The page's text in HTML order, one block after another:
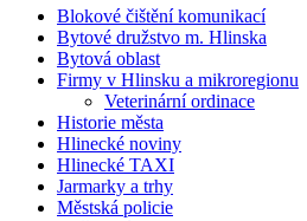
Blokové čištění komunikací
Bytové družstvo m. Hlinska
Bytová oblast
Firmy v Hlinsku a mikroregionu
Veterinární ordinace
Historie města
Hlinecké noviny
Hlinecké TAXI
Jarmarky a trhy
Městská policie